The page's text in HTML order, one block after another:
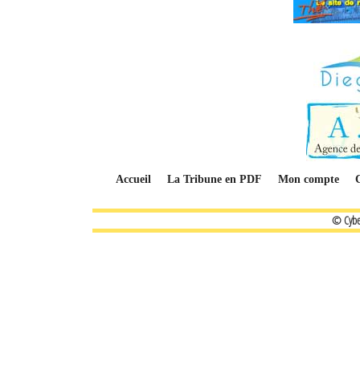
Accueil La Tribune en PDF Mon compte
©